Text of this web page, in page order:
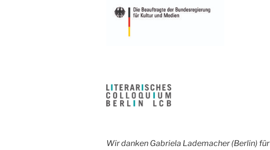
Wir danken Gabriela Lademacher (Berlin) für